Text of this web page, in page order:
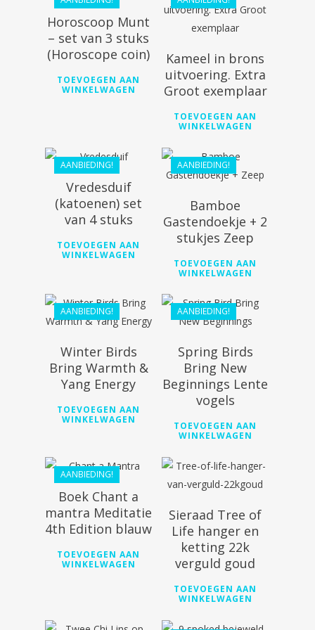
Horoscoop Munt
– set van 3 stuks
(Horoscope coin)
TOEVOEGEN AAN
WINKELWAGEN
Kameel in brons
uitvoering. Extra
Groot exemplaar
TOEVOEGEN AAN
WINKELWAGEN
AANBIEDING!
€20.80
Vredesduif
(katoenen) set
van 4 stuks
TOEVOEGEN AAN
WINKELWAGEN
AANBIEDING!
€18.09
Bamboe
Gastendoekje + 2
stukjes Zeep
TOEVOEGEN AAN
WINKELWAGEN
AANBIEDING!
€
33.12
Winter Birds
Bring Warmth &
Yang Energy
TOEVOEGEN AAN
WINKELWAGEN
AANBIEDING!
€36.80
€
33.12
Spring Birds
Bring New
Beginnings Lente
vogels
TOEVOEGEN AAN
WINKELWAGEN
AANBIEDING!
€19.99
Boek Chant a
mantra Meditatie
4th Edition blauw
TOEVOEGEN AAN
WINKELWAGEN
108.99
Sieraad Tree of
Life hanger en
ketting 22k
verguld goud
TOEVOEGEN AAN
WINKELWAGEN
€151.92